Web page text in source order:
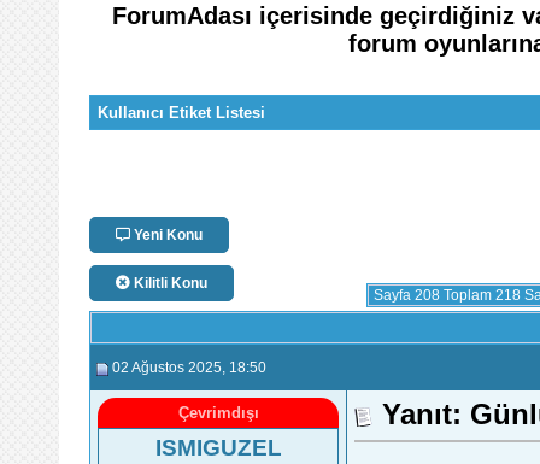
ForumAdası içerisinde geçirdiğiniz
forum
Kullanıcı Etiket Listesi
Yeni Konu
Kilitli Konu
Sayfa 208 Toplam 218
02 Ağustos 2025 , 18:50
Çevrimdışı
ISMIGUZEL
Yanıt: